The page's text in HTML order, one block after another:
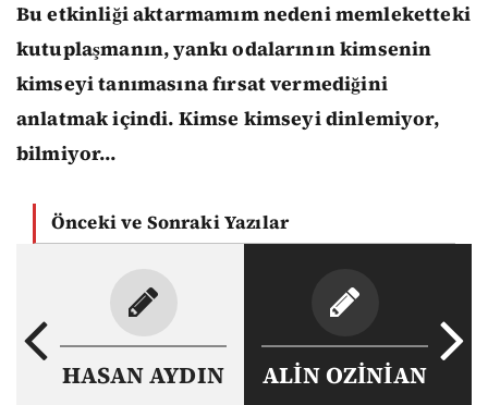
Bu etkinliği aktarmamım nedeni memleketteki
kutuplaşmanın, yankı odalarının kimsenin
kimseyi tanımasına fırsat vermediğini
anlatmak içindi. Kimse kimseyi dinlemiyor,
bilmiyor…
Önceki ve Sonraki Yazılar
HASAN AYDIN ALİN OZİNİAN